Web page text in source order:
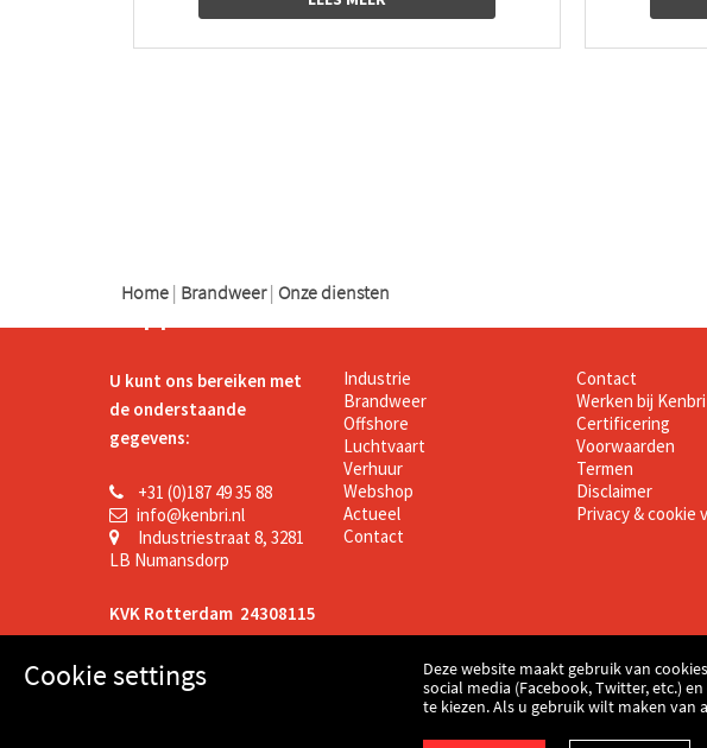
Home | Brandweer | Onze diensten
Support
U kunt ons bereiken met
de onderstaande
gegevens:
+31 (0)187 49 35 88
info@kenbri.nl
Industriestraat 8, 3281
LB Numansdorp
KVK Rotterdam 24308115
BTW 8091.11.597 B.01
Industrie
Brandweer
Offshore
Luchtvaart
Verhuur
Webshop
Actueel
Contact
Contact
Werken bij Kenbri
Certificering
Voorwaarden
Termen
Disclaimer
Privacy & cookie
Cookie settings
Deze website maakt gebruik van
social media (Facebook, Twitter, etc.)
te kiezen. Als u gebruik wilt maken